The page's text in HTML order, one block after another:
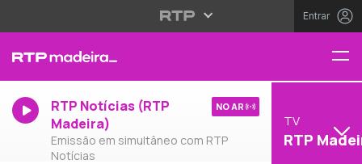
Entrar
RTP Notícias (RTP
Madeira)
Emissão em simultâneo com RTP
Notícias
NO AR
TV
RTP